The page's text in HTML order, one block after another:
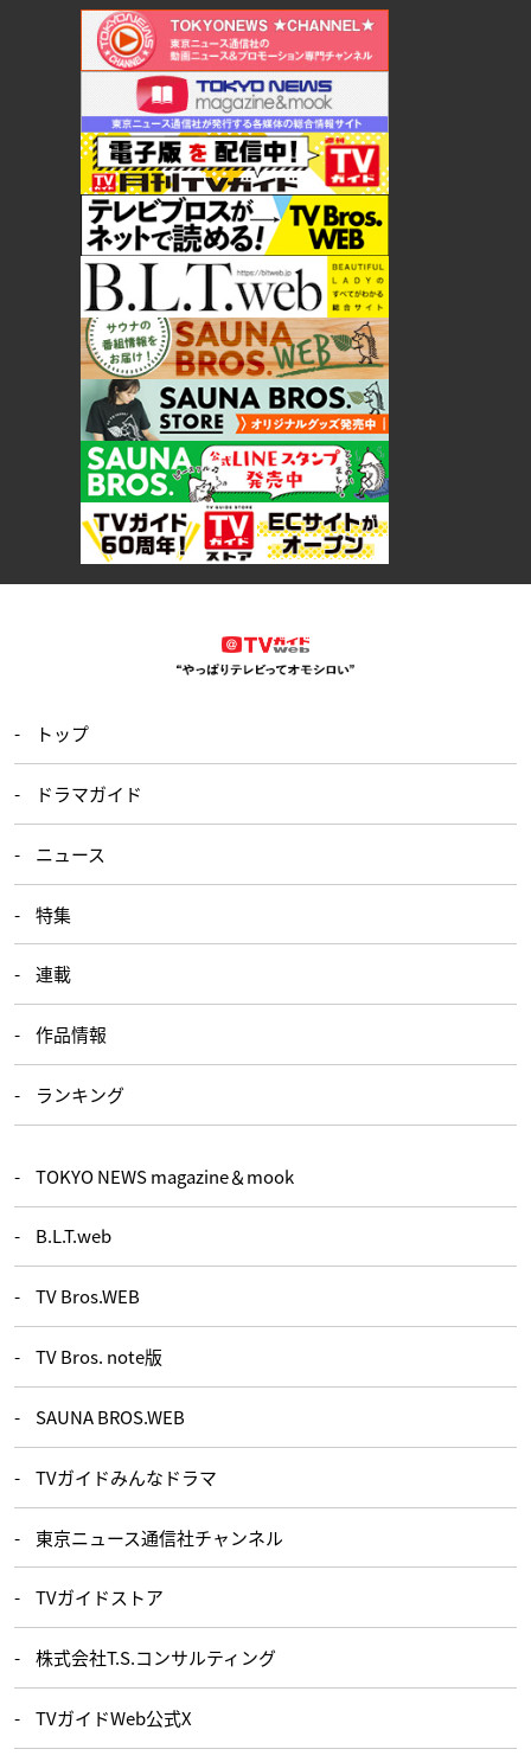
トップ
ドラマガイド
ニュース
特集
連載
作品情報
ランキング
TOKYO NEWS magazine＆mook
B.L.T.web
TV Bros.WEB
TV Bros. note版
SAUNA BROS.WEB
TVガイドみんなドラマ
東京ニュース通信社チャンネル
TVガイドストア
株式会社T.S.コンサルティング
TVガイドWeb公式X